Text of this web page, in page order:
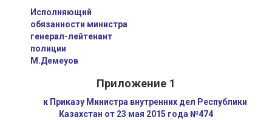
Исполняющий
обязанности министра
генерал-лейтенант
полиции
М.Демеуов
Приложение 1
к Приказу Министра внутренних дел Республики
Казахстан от 23 мая 2015 года №474